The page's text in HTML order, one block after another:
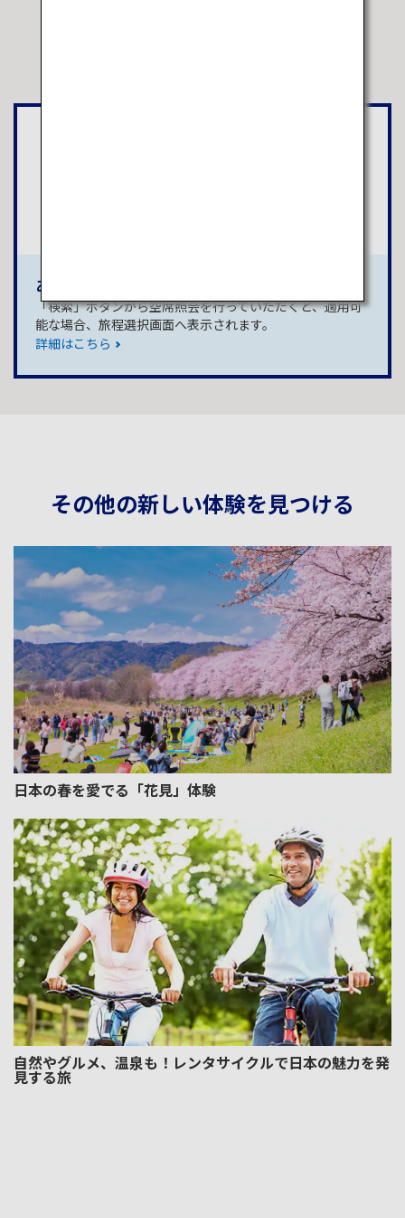
あなたに最適な航空券の予約方法
「検索」ボタンから空席照会を行っていただくと、適用可
能な場合、旅程選択画面へ表示されます。
詳細はこちら
その他の新しい体験を見つける
日本の春を愛でる「花見」体験
自然やグルメ、温泉も！レンタサイクルで日本の魅力を発
見する旅